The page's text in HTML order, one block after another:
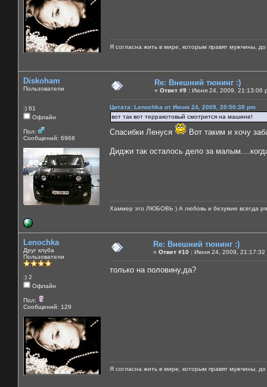
Я согласна жить в мире, которым правят мужчины,
Diskoham
Пользователи
:) 61
Офлайн
Пол:
Сообщений: 6968
Re: Внешний тюнинг :)
« Ответ #9 : Июня 24, 2009, 21:13:06
Цитата: Lenochka от Июня 24, 2009, 20:50:38 pm
вот так вот терракотовый смотрится на машине!
Спасибки Ленуся Вот таким и хочу
Диджи так осталось дело за
Хаммер это ЛЮБОВЬ ) А любовь и безумие всегда
Lenochka
Друг клуба
Пользователи
:) 2
Офлайн
Пол:
Сообщений: 129
Re: Внешний тюнинг :)
« Ответ #10 : Июня 24, 2009, 21:17:32
только на половину,да?
Я согласна жить в мире, которым правят мужчины,